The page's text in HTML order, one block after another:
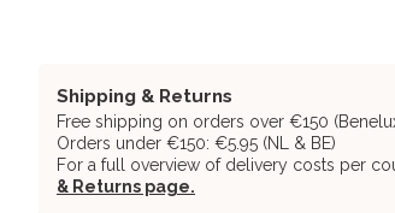
Shipping & Returns
Free shipping on orders over €150
Orders under €150: €5.95 (NL & BE)
For a full overview of delivery costs per
& Returns page.